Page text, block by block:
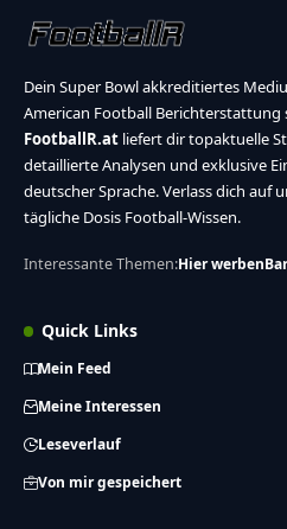
Dein Super Bowl akkreditiertes
American Football Berichterstattung
FootballR.at liefert dir topaktuelle
detaillierte Analysen und exklusive
deutscher Sprache. Verlass dich auf
tägliche Dosis Football-Wissen.
Interessante Themen:Hier werben
Quick Links
Mein Feed
Meine Interessen
Leseverlauf
Von mir gespeichert